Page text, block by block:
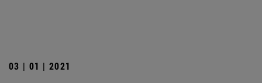
03 | 01 | 2021